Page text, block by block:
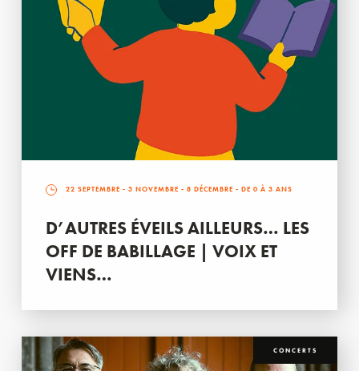
22 SEPTEMBRE - 3 NOVEMBRE - 8 DÉCEMBRE - DE 0 À 3 ANS
D’AUTRES ÉVEILS AILLEURS… LES
OFF DE BABILLAGE | VOIX ET
VIENS…
CONCERTS